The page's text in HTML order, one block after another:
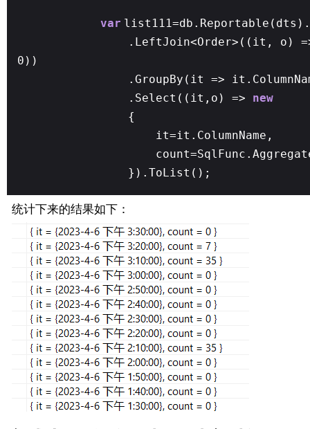
var
.LeftJoin<Order>((it, o) =>
0))
.GroupBy(it =>
.Select((it,o) => new
{
it=it.ColumnName,
}).ToList();
统计下来的结果如下：